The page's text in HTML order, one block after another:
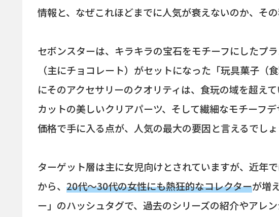
情報と、なぜこれほどまでに人気が衰えないのか、そ
セボンスターは、キラキラの宝石をモチーフにしたプ
（主にチョコレート）がセットになった「玩具菓子（
にそのアクセサリーのクオリティは、食玩の域を超え
カットの美しいクリアパーツ、そして繊細なモチーフ
価格で手に入る点が、人気の最大の要因と言えるでしょ
ターゲット層は主に女児向けとされていますが、近年
から、 20代〜30代の女性にも熱狂的なコレクターが増
ー」のハッシュタグで、過去のシリーズの紹介やアレ